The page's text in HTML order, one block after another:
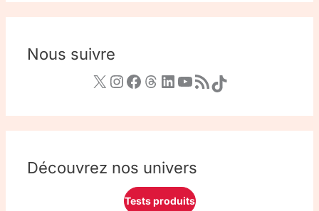
Nous suivre
Découvrez nos univers
Tests produits